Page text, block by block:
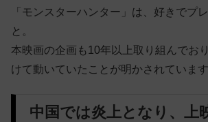
「モンスターハンター」は、好きでプ
と。
本映画の企画も10年以上取り組んでお
けて動いていたことが明かされています
中国では炎上となり、上